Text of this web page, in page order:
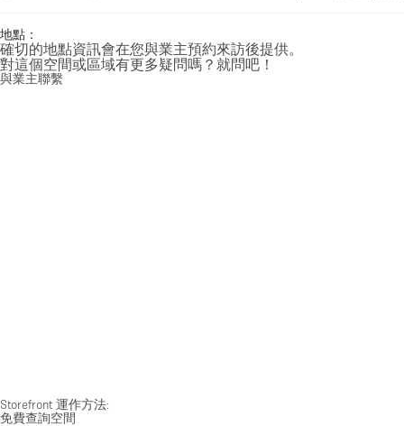
地點：
確切的地點資訊會在您與業主預約來訪後提供。
對這個空間或區域有更多疑問嗎？就問吧！
與業主聯繫
Storefront 運作方法:
免費查詢空間